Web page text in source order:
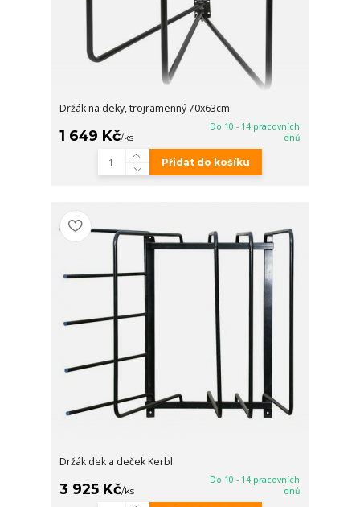
Držák na deky, trojramenný 70x63cm
1 649 Kč/ks
Do 10 - 14 pracovních
dnů
Přidat do košíku
Držák dek a deček Kerbl
3 925 Kč/ks
Do 10 - 14 pracovních
dnů